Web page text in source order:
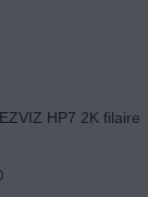
HP7 2K filaire